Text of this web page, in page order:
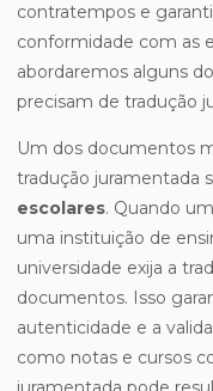
contratempos e
conformidade com as
abordaremos alguns
precisam de tradução
Um dos documentos
tradução juramentada
escolares. Quando
uma instituição de
universidade exija a
documentos. Isso
autenticidade e a
como notas e cursos